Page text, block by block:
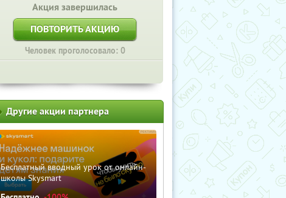
Акция завершилась
ПОВТОРИТЬ АКЦИЮ
Человек проголосовало: 0
Другие акции партнера
Бесплатный вводный урок от онлайн-
школы Skysmart